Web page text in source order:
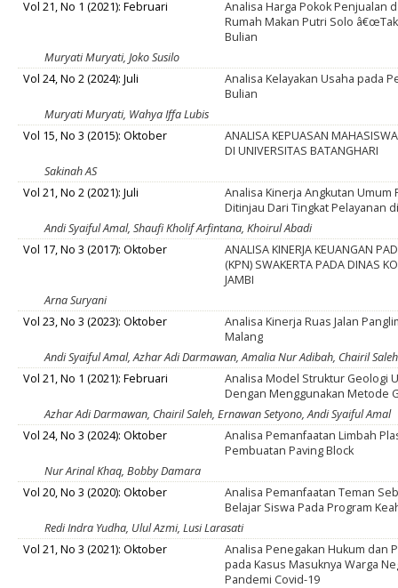
Vol 21, No 1 (2021): Februari
Analisa Harga Pokok Penjualan
Rumah Makan Putri Solo
Bulian
Muryati Muryati, Joko Susilo
Vol 24, No 2 (2024): Juli
Analisa Kelayakan Usaha pada
Bulian
Muryati Muryati, Wahya Iffa Lubis
Vol 15, No 3 (2015): Oktober
ANALISA KEPUASAN
DI UNIVERSITAS BATANGHARI
Sakinah AS
Vol 21, No 2 (2021): Juli
Analisa Kinerja Angkutan
Ditinjau Dari Tingkat Pelayanan
Andi Syaiful Amal, Shaufi Kholif Arfintana, Khoirul Abadi
Vol 17, No 3 (2017): Oktober
ANALISA KINERJA KEUANGAN
(KPN) SWAKERTA PADA DINAS
JAMBI
Arna Suryani
Vol 23, No 3 (2023): Oktober
Analisa Kinerja Ruas Jalan
Malang
Andi Syaiful Amal, Azhar Adi Darmawan, Amalia Nur Adibah, Chairil Saleh
Vol 21, No 1 (2021): Februari
Analisa Model Struktur Geologi
Dengan Menggunakan Metode
Azhar Adi Darmawan, Chairil Saleh, Ernawan Setyono, Andi Syaiful Amal
Vol 24, No 3 (2024): Oktober
Analisa Pemanfaatan Limbah
Pembuatan Paving Block
Nur Arinal Khaq, Bobby Damara
Vol 20, No 3 (2020): Oktober
Analisa Pemanfaatan Teman
Belajar Siswa Pada Program
Redi Indra Yudha, Ulul Azmi, Lusi Larasati
Vol 21, No 3 (2021): Oktober
Analisa Penegakan Hukum dan
pada Kasus Masuknya Warga
Pandemi Covid-19